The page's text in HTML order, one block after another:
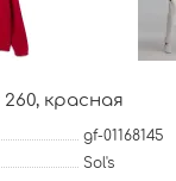
красная
gf-01168145
Sol's